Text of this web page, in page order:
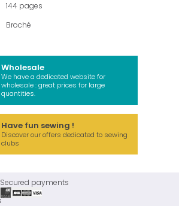
144 pages
Broché
Wholesale
We have a dedicated website for
wholesale : great prices for large
quantities.
Have fun sewing !
Discover our offers dedicated to sewing
clubs
Secured payments